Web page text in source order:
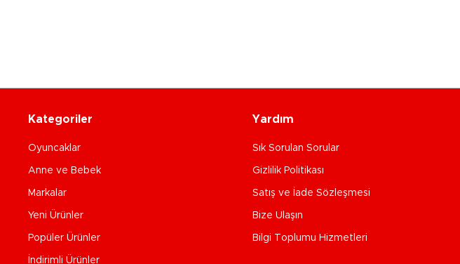
Kategoriler
Oyuncaklar
Anne ve Bebek
Markalar
Yeni Ürünler
Popüler Ürünler
İndirimli Ürünler
Yardım
Sık Sorulan Sorular
Gizlilik Politikası
Satış ve İade Sözleşmesi
Bize Ulaşın
Bilgi Toplumu Hizmetleri